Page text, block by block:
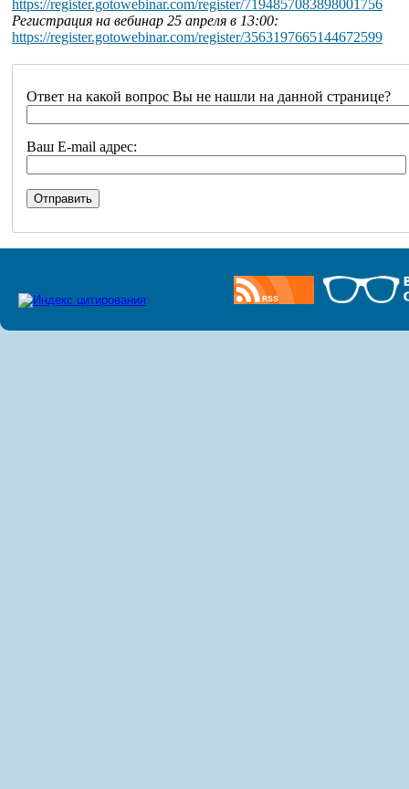
https://register.gotowebinar.com/register/7194857083898001756
Регистрация на вебинар 25 апреля в 13:00:
https://register.gotowebinar.com/register/3563197665144672599
Ответ на какой вопрос Вы не нашли на данной странице?
Ваш E-mail адрес: